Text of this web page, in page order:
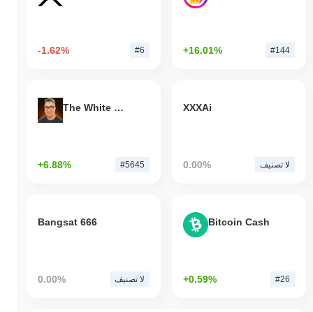
-1.62% #6 +16.01% #144
The White Bull
+6.88% #5645
XXXAi
0.00% لا تصنيف
Bangsat 666
0.00% لا تصنيف
Bitcoin Cash
+0.59% #26